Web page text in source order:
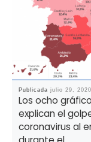
Publicada julio 29, 2020
Los ocho
explican el
coronavirus al